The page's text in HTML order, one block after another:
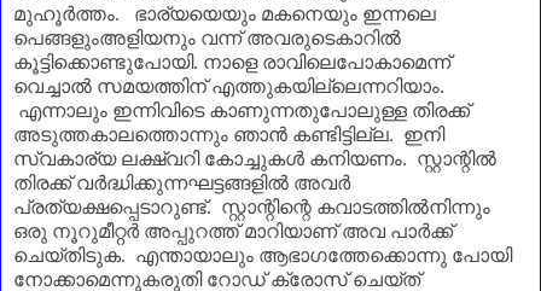
മുഹൂർത്തം.
ഭാര്യയെയും മകനെയും ഇന്നലെ
പെങ്ങളുംഅളിയനും വന്ന് അവരുടെകാറിൽ
കൂട്ടിക്കൊണ്ടുപോയി. നാളെ രാവിലെപോകാമെന്ന്
വെച്ചാൽ സമയത്തിന്‌ എത്തുകയില്ലെന്നറിയാം.
എന്നാലും ഇന്നിവിടെ കാണുന്നതുപോലുള്ള തിരക്ക്
അടുത്തകാലത്തൊന്നും ഞാൻ കണ്ടിട്ടില്ല. ഇനി
സ്വകാര്യ ലക്ഷ്വറി കോച്ചുകൾ കനിയണം. സ്റ്റാന്റിൽ
തിരക്ക് വർദ്ധിക്കുന്നഘട്ടങ്ങളിൽ അവർ
പ്രത്യക്ഷപ്പെടാറുണ്ട്. സ്റ്റാന്റിന്റെ കവാടത്തിൽനിന്നും
ഒരു നൂറുമീറ്റർ അപ്പുറത്ത് മാറിയാണ്‌ അവ പാർക്ക്
ചെയ്തിടുക. എന്തായാലും ആഭാഗത്തേക്കൊന്നു പോയി
നോക്കാമെന്നുകരുതി റോഡ് ക്രോസ് ചെയ്ത്